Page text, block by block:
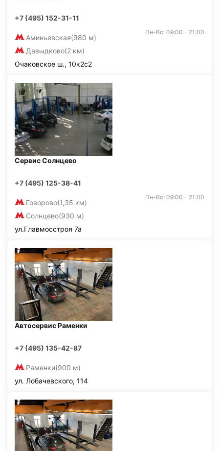
+7 (495) 152-31-11
Аминьевская(980 м)
Давыдково(2 км)
Пн-Вс: 09:00 - 21:00
Очаковское ш., 10к2с2
Сервис Солнцево
+7 (495) 125-38-41
Говорово(1,35 км)
Солнцево(930 м)
Пн-Вс: 09:00 - 21:00
ул.Главмосстроя 7а
Автосервис Раменки
+7 (495) 135-42-87
Раменки(900 м)
ул. Лобачевского, 114